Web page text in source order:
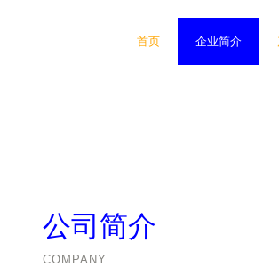
首页 企业简介
公司简介
COMPANY